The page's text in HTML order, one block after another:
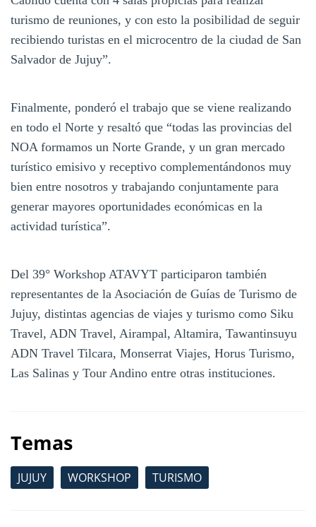
turismo de reuniones, y con esto la posibilidad de seguir
recibiendo turistas en el microcentro de la ciudad de San
Salvador de Jujuy”.
Finalmente, ponderó el trabajo que se viene realizando
en todo el Norte y resaltó que “todas las provincias del
NOA formamos un Norte Grande, y un gran mercado
turístico emisivo y receptivo complementándonos muy
bien entre nosotros y trabajando conjuntamente para
generar mayores oportunidades económicas en la
actividad turística”.
Del 39° Workshop ATAVYT participaron también
representantes de la Asociación de Guías de Turismo de
Jujuy, distintas agencias de viajes y turismo como Siku
Travel, ADN Travel, Airampal, Altamira, Tawantinsuyu
ADN Travel Tilcara, Monserrat Viajes, Horus Turismo,
Las Salinas y Tour Andino entre otras instituciones.
Temas
JUJUY WORKSHOP TURISMO